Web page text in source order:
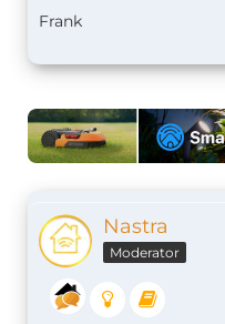
Frank
Nastra
Moderator